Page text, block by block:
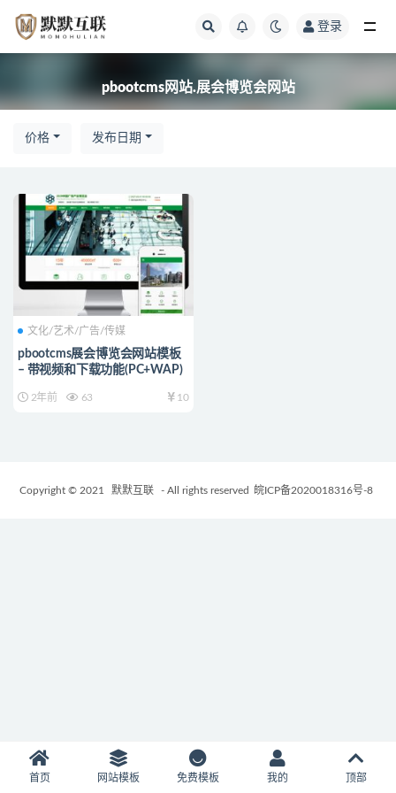
登录
pbootcms网站.展会博览会网站
价格 发布日期
文化/艺术/广告/传媒
pbootcms展会博览会网站模板
– 带视频和下载功能(PC+WAP)
2年前 63 10
Copyright © 2021 默默互联 - All rights reserved 皖ICP备2020018316号-8
首页 网站模板 免费模板 我的 顶部